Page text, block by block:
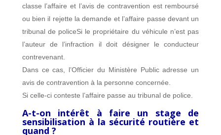
classe l’affaire et l’avis de contravention est remboursé
ou bien il rejette la demande et l’affaire passe devant un
tribunal de policeSi le propriétaire du véhicule n’est pas
l’auteur de l’infraction il doit désigner le conducteur
contrevenant.
Dans ce cas, l’Officier du Ministère Public adresse un
avis de contravention à la personne concernée.
Si celle-ci conteste l’affaire passe au tribunal de police.
A-t-on intérêt à faire un stage de
sensibilisation à la sécurité routière et
quand ?